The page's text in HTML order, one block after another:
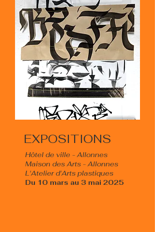
EXPOSITIONS
Hôtel de ville - Allonnes
Maison des Arts - Allonnes
L'Atelier d'Arts plastiques​
Du 10 mars au 3 mai 2025